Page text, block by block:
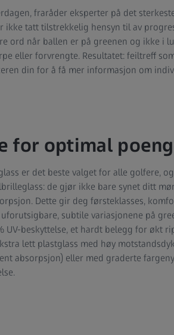
fraråder eksperter på det
tatt tilstrekkelig hensyn til av
ord når ballen er på greenen og ikke i
eller forvrengte. Resultatet: feiltreff
din for å få mer informasjon om
for optimal
er det beste valget for alle golfere,
de gjør ikke bare synet ditt
Dette gir deg førsteklasses,
subtile variasjonene på
beskyttelse, et hardt belegg for økt
lett plastglass med høy
absorpsjon) eller med graderte